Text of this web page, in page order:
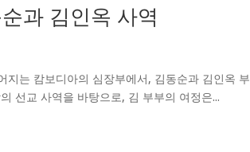
과 김인옥 사역
는 캄보디아의 심장부에서, 김동순과 김인옥 부
선교 사역을 바탕으로, 김 부부의 여정은...